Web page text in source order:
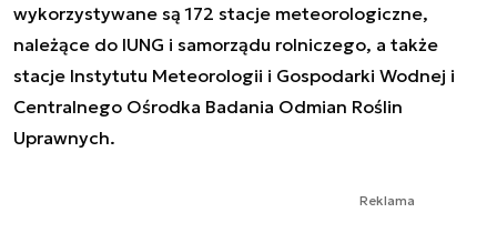
wykorzystywane są 172 stacje meteorologiczne,
należące do IUNG i samorządu rolniczego, a także
stacje Instytutu Meteorologii i Gospodarki Wodnej i
Centralnego Ośrodka Badania Odmian Roślin
Uprawnych.
Reklama